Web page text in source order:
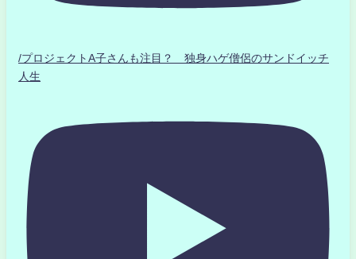
/プロジェクトA子さんも注目？ 独身ハゲ僧侶のサンドイッチ
人生